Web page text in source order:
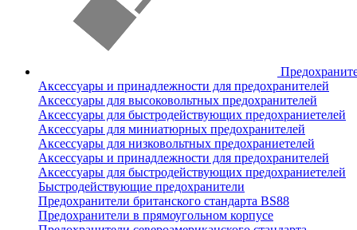
Аксессуары и принадлежности для предохранителей
Аксессуары для высоковольтных предохранителей
Аксессуары для быстродействующих предохраниетелей
Аксессуары для миниатюрных предохранителей
Аксессуары для низковольтных предохраниетелей
Аксессуары и принадлежности для предохранителей
Аксессуары для быстродействующих предохраниетелей
Быстродействующие предохранители
Предохранители британского стандарта BS88
Предохранители в прямоугольном корпусе